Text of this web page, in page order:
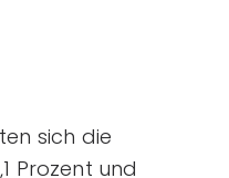
sich die
Prozent und